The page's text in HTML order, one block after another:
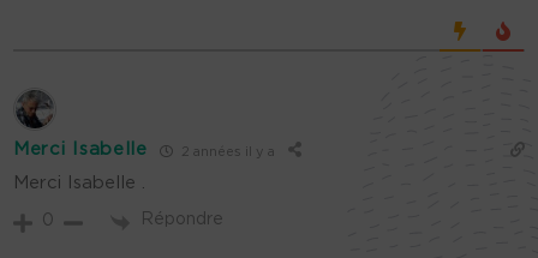
Merci Isabelle 2 années il y a
Merci Isabelle .
0 Répondre